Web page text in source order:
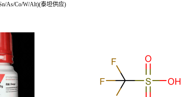
As/Co/W/Alt)(泰坦供应)